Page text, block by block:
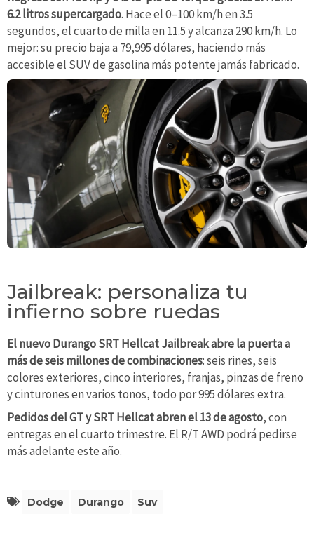
6.2 litros supercargado. Hace el 0–100 km/h en 3.5
segundos, el cuarto de milla en 11.5 y alcanza 290 km/h. Lo
mejor: su precio baja a 79,995 dólares, haciendo más
accesible el SUV de gasolina más potente jamás fabricado.
Jailbreak: personaliza tu
infierno sobre ruedas
El nuevo Durango SRT Hellcat Jailbreak abre la puerta a
más de seis millones de combinaciones: seis rines, seis
colores exteriores, cinco interiores, franjas, pinzas de freno
y cinturones en varios tonos, todo por 995 dólares extra.
Pedidos del GT y SRT Hellcat abren el 13 de agosto, con
entregas en el cuarto trimestre. El R/T AWD podrá pedirse
más adelante este año.
Dodge Durango Suv